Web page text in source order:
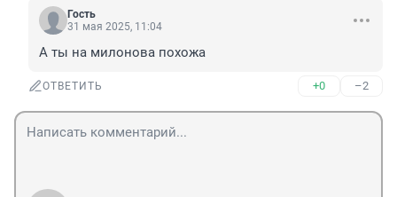
Гость
31 мая 2025, 11:04
А ты на милонова похожа
ОТВЕТИТЬ +0 –2